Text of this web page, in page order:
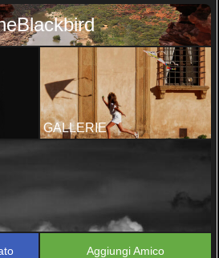
GALLERIE
Aggiungi Amico